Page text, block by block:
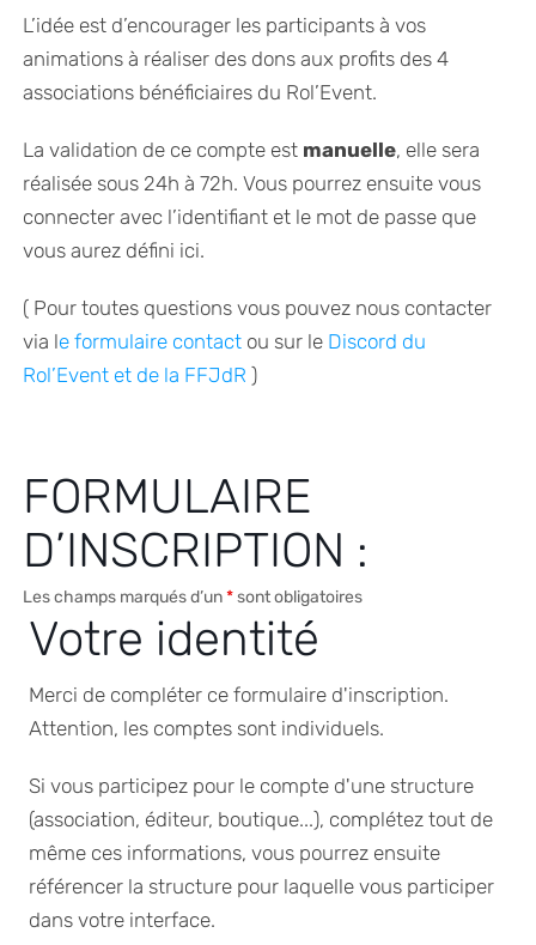
L’idée est d’encourager les participants à vos
animations à réaliser des dons aux profits des 4
associations bénéficiaires du Rol’Event.
La validation de ce compte est manuelle, elle sera
réalisée sous 24h à 72h. Vous pourrez ensuite vous
connecter avec l’identifiant et le mot de passe que
vous aurez défini ici.
( Pour toutes questions vous pouvez nous contacter
via le formulaire contact ou sur le Discord du
Rol’Event et de la FFJdR )
FORMULAIRE
D’INSCRIPTION :
Les champs marqués d’un*sont obligatoires
Votre identité
Merci de compléter ce formulaire d'inscription.
Attention, les comptes sont individuels.
Si vous participez pour le compte d'une structure
(association, éditeur, boutique...), complétez tout de
même ces informations, vous pourrez ensuite
référencer la structure pour laquelle vous participer
dans votre interface.